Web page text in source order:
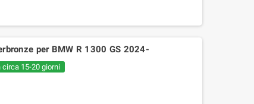
per BMW R 1300 GS 2024-
circa 15-20 giorni